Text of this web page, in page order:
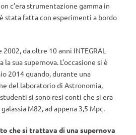
c’era strumentazione gamma in
stata fatta con esperimenti a bordo
da oltre 10 anni INTEGRAL
sua supernova. L’occasione si è
2014 quando, durante una
del laboratorio di Astronomia,
si sono resi conti che si era
M82, ad appena 3,5 Mpc.
che si trattava di una supernova